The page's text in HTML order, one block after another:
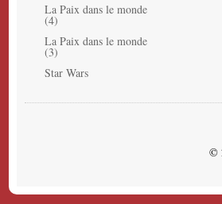
La Paix dans le monde
(4)
La Paix dans le monde
(3)
Star Wars
©